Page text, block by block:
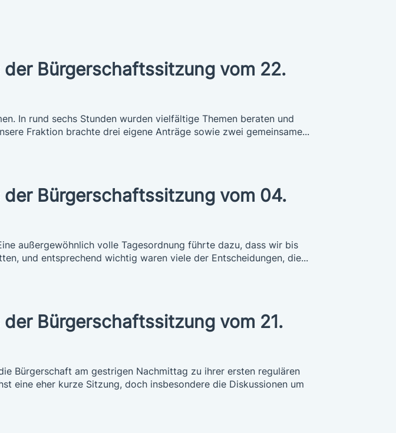
Bürgerschaftssitzung vom 22.
In rund sechs Stunden wurden vielfältige Themen beraten und
Fraktion brachte drei eigene Anträge sowie zwei gemeinsame...
Bürgerschaftssitzung vom 04.
außergewöhnlich volle Tagesordnung führte dazu, dass wir bis
und entsprechend wichtig waren viele der Entscheidungen, die...
Bürgerschaftssitzung vom 21.
Bürgerschaft am gestrigen Nachmittag zu ihrer ersten regulären
eine eher kurze Sitzung, doch insbesondere die Diskussionen um